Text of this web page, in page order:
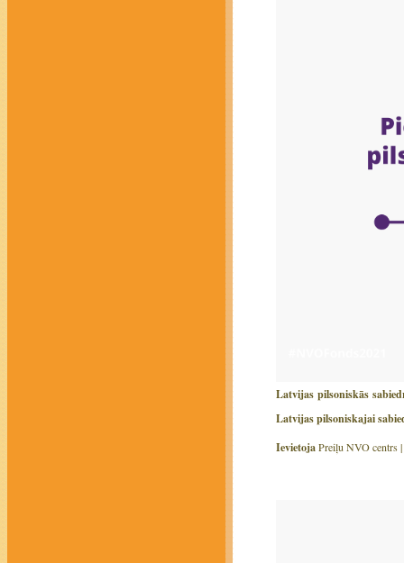
Latvijas pilsoniskās
Latvijas pilsoniskajai
IevietojaPreiļu NVO centrs |